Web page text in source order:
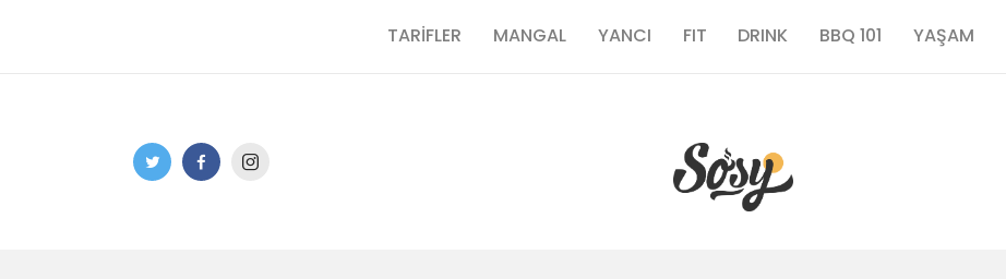
TARİFLER MANGAL YANCI FIT DRINK BBQ 101 YAŞAM
TARİFLER
YANCI